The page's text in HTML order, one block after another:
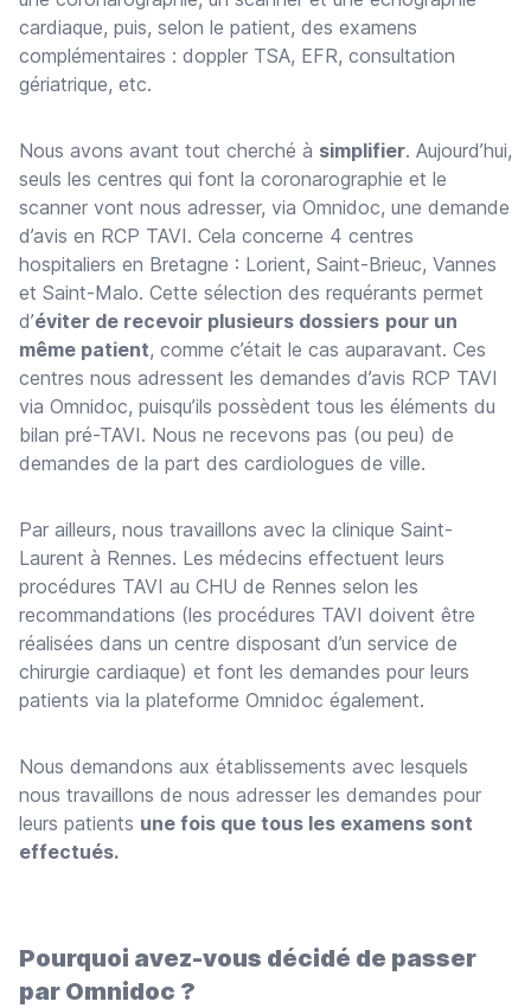
cardiaque, puis, selon le patient, des examens
complémentaires : doppler TSA, EFR, consultation
gériatrique, etc.
Nous avons avant tout cherché à simplifier. Aujourd’hui,
seuls les centres qui font la coronarographie et le
scanner vont nous adresser, via Omnidoc, une demande
d’avis en RCP TAVI. Cela concerne 4 centres
hospitaliers en Bretagne : Lorient, Saint-Brieuc, Vannes
et Saint-Malo. Cette sélection des requérants permet
d’éviter de recevoir plusieurs dossiers pour un
même patient, comme c’était le cas auparavant. Ces
centres nous adressent les demandes d’avis RCP TAVI
via Omnidoc, puisqu’ils possèdent tous les éléments du
bilan pré-TAVI. Nous ne recevons pas (ou peu) de
demandes de la part des cardiologues de ville.
Par ailleurs, nous travaillons avec la clinique Saint-
Laurent à Rennes. Les médecins effectuent leurs
procédures TAVI au CHU de Rennes selon les
recommandations (les procédures TAVI doivent être
réalisées dans un centre disposant d’un service de
chirurgie cardiaque) et font les demandes pour leurs
patients via la plateforme Omnidoc également.
Nous demandons aux établissements avec lesquels
nous travaillons de nous adresser les demandes pour
leurs patients une fois que tous les examens sont
effectués.
Pourquoi avez-vous décidé de passer
par Omnidoc ?